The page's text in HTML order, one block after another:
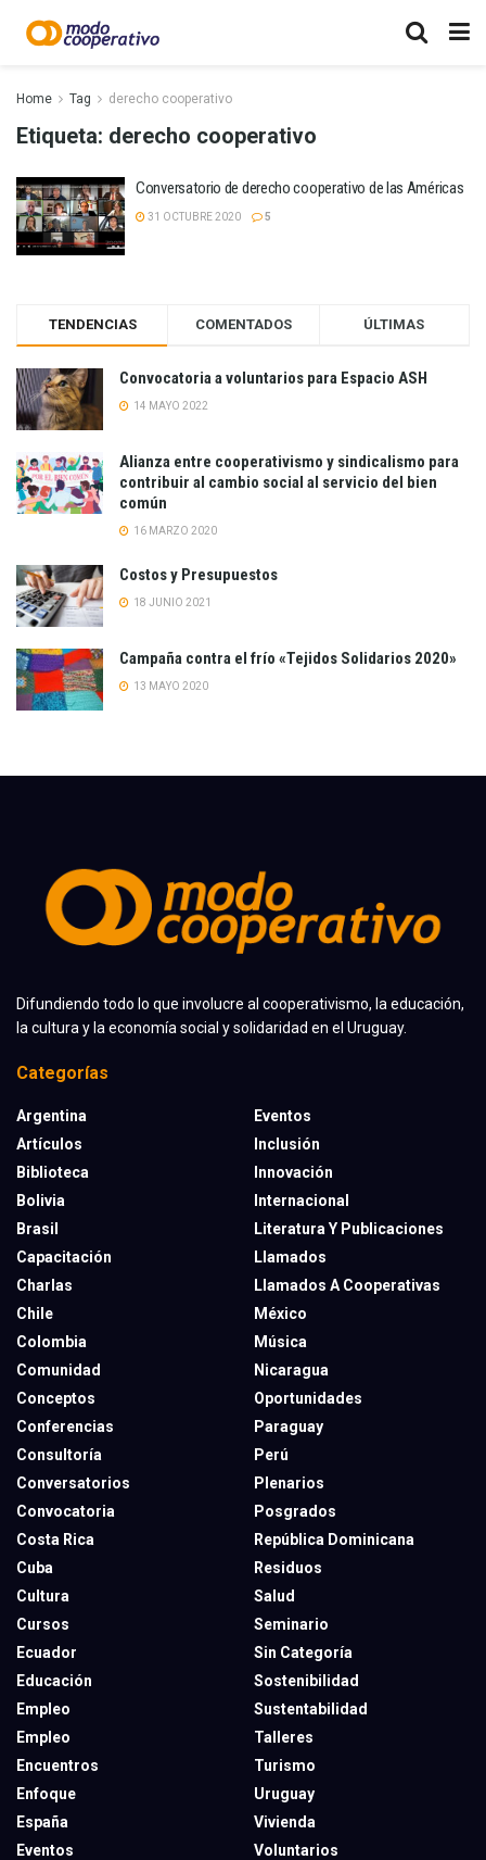
Home Tag derecho cooperativo
Etiqueta: derecho cooperativo
Conversatorio de derecho cooperativo de las Américas
31 OCTUBRE 2020 5
TENDENCIAS COMENTADOS ÚLTIMAS
Convocatoria a voluntarios para Espacio ASH
14 MAYO 2022
Alianza entre cooperativismo y sindicalismo para
contribuir al cambio social al servicio del bien
común
16 MARZO 2020
Costos y Presupuestos
18 JUNIO 2021
Campaña contra el frío «Tejidos Solidarios 2020»
13 MAYO 2020
Difundiendo todo lo que involucre al cooperativismo, la educación,
la cultura y la economía social y solidaridad en el Uruguay.
Categorías
Argentina
Artículos
Biblioteca
Bolivia
Brasil
Capacitación
Charlas
Chile
Colombia
Comunidad
Conceptos
Conferencias
Consultoría
Conversatorios
Convocatoria
Costa Rica
Cuba
Cultura
Cursos
Ecuador
Educación
Empleo
Empleo
Encuentros
Enfoque
España
Eventos
Eventos
Inclusión
Innovación
Internacional
Literatura Y Publicaciones
Llamados
Llamados A Cooperativas
México
Música
Nicaragua
Oportunidades
Paraguay
Perú
Plenarios
Posgrados
República Dominicana
Residuos
Salud
Seminario
Sin Categoría
Sostenibilidad
Sustentabilidad
Talleres
Turismo
Uruguay
Vivienda
Voluntarios